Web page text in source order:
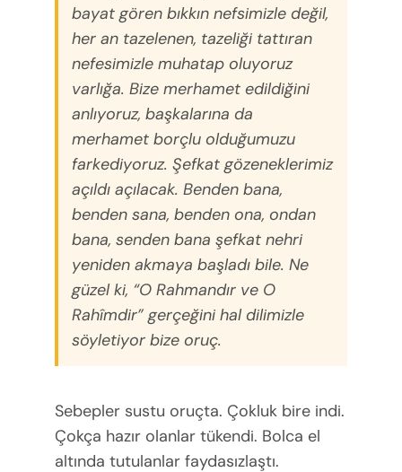
bayat gören bıkkın nefsimizle değil,
her an tazelenen, tazeliği tattıran
nefesimizle muhatap oluyoruz
varlığa. Bize merhamet edildiğini
anlıyoruz, başkalarına da
merhamet borçlu olduğumuzu
farkediyoruz. Şefkat gözeneklerimiz
açıldı açılacak. Benden bana,
benden sana, benden ona, ondan
bana, senden bana şefkat nehri
yeniden akmaya başladı bile. Ne
güzel ki, “O Rahmandır ve O
Rahîmdir” gerçeğini hal dilimizle
söyletiyor bize oruç.
Sebepler sustu oruçta. Çokluk bire indi.
Çokça hazır olanlar tükendi. Bolca el
altında tutulanlar faydasızlaştı.